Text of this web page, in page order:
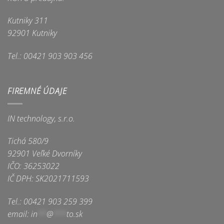
Kutniky 311
92901 Kutniky
Tel.: 00421 903 903 456
FIREMNÉ ÚDAJE
IN technology, s.r.o.
Tichá 580/9
92901 Veľké Dvorníky
IČO: 36253022
IČ DPH: SK2021711593
Tel.: 00421 903 259 399
email: in @ to.sk